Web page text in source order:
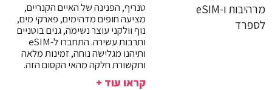
טנריף, הפנינה של האיים הקנריים,
מציעה חופים מדהימים, פארקי מים,
נוף וולקני עוצר נשימה, גנים בוטניים
ותרבות עשירה. התחברו ל-eSIM
ותיהנו מגלישה נוחה, זמינות מלאה
ותקשורת חלקה מהאי הקסום הזה.
קראו עוד +